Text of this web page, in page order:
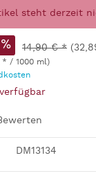
steht derzeit
14,90 € *
* / 1000 ml)
DM13134